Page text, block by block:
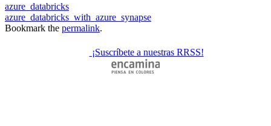
azure_databricks
azure_databricks_with_azure_synapse
Bookmark the permalink.
¡Suscríbete a nuestras RRSS!